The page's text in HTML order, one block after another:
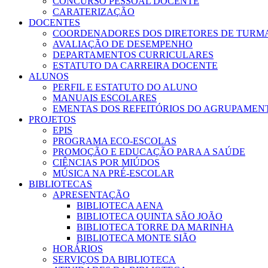
CARATERIZAÇÃO
DOCENTES
COORDENADORES DOS DIRETORES DE
AVALIAÇÃO DE DESEMPENHO
DEPARTAMENTOS CURRICULARES
ESTATUTO DA CARREIRA DOCENTE
ALUNOS
PERFIL E ESTATUTO DO ALUNO
MANUAIS ESCOLARES
EMENTAS DOS REFEITÓRIOS DO
PROJETOS
EPIS
PROGRAMA ECO-ESCOLAS
PROMOÇÃO E EDUCAÇÃO PARA A SAÚDE
CIÊNCIAS POR MIÚDOS
MÚSICA NA PRÉ-ESCOLAR
BIBLIOTECAS
APRESENTAÇÃO
BIBLIOTECA AENA
BIBLIOTECA QUINTA SÃO JOÃO
BIBLIOTECA TORRE DA MARINHA
BIBLIOTECA MONTE SIÃO
HORÁRIOS
SERVIÇOS DA BIBLIOTECA